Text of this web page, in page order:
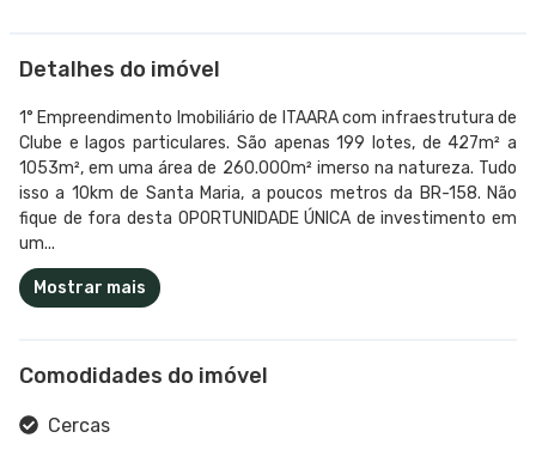
Detalhes do imóvel
1° Empreendimento Imobiliário de ITAARA com infraestrutura de
Clube e lagos particulares. São apenas 199 lotes, de 427m² a
1053m², em uma área de 260.000m² imerso na natureza. Tudo
isso a 10km de Santa Maria, a poucos metros da BR-158. Não
fique de fora desta OPORTUNIDADE ÚNICA de investimento em
um...
Mostrar mais
Comodidades do imóvel
Cercas